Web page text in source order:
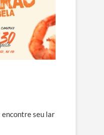
encontre seu lar